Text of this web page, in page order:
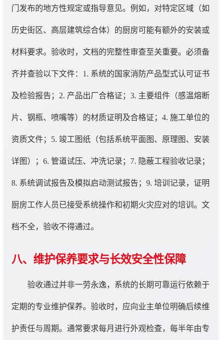
门发布的地方性规定或指导意见。例如，对特定区域（如
历史街区、高层建筑综合体）的厨房可能有额外的安装或
材料要求。验收时，文档的完整性审查至关重要。必须备
齐并查验以下文件：1. 系统的国家消防产品型式认可证书
及检验报告；2. 产品出厂合格证；3. 主要组件（感温熔断
片、钢瓶、喷嘴等）的材质证明及合格证；4. 施工单位的
资质文件；5. 竣工图纸（包括系统平面图、原理图、安装
详图）；6. 管道试压、冲洗记录；7. 隐蔽工程验收记录；
8. 系统调试报告及模拟启动测试报告；9. 培训记录，证明
厨房工作人员已接受系统操作和初期火灾应对的培训。文
档不全，验收不得通过。
八、维护保养要求与长效安全性保障
验收通过并非一劳永逸，系统的长期可靠运行依赖于
定期的专业维护保养。验收时，应向业主单位明确后续维
护责任与周期。通常要求每月进行外观检查，每半年由专